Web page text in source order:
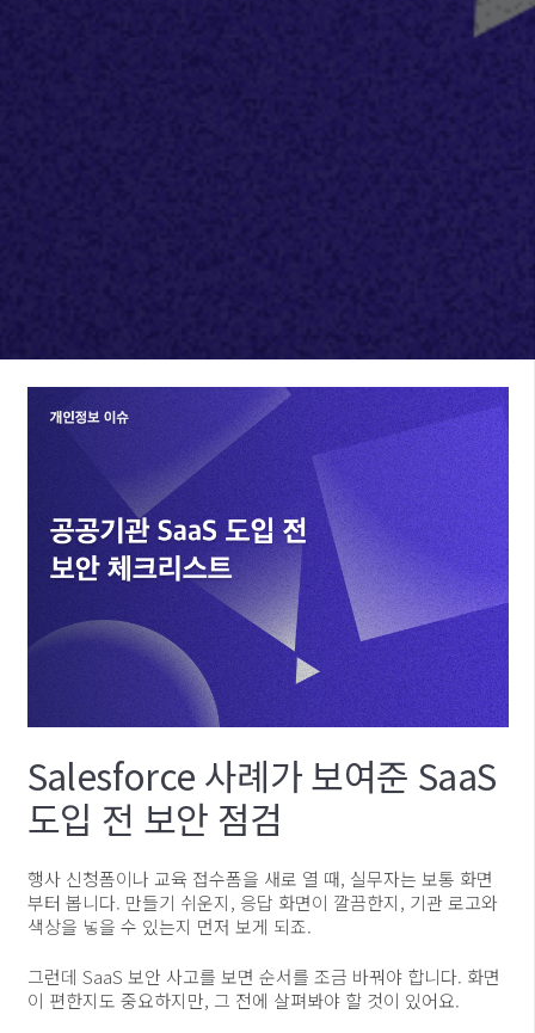
Salesforce 사례가 보여준 SaaS
도입 전 보안 점검
행사 신청폼이나 교육 접수폼을 새로 열 때, 실무자는 보통 화면
부터 봅니다. 만들기 쉬운지, 응답 화면이 깔끔한지, 기관 로고와
색상을 넣을 수 있는지 먼저 보게 되죠.
그런데 SaaS 보안 사고를 보면 순서를 조금 바꿔야 합니다. 화면
이 편한지도 중요하지만, 그 전에 살펴봐야 할 것이 있어요.